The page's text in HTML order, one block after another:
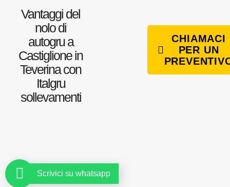
Vantaggi del
nolo di
autogru a
Castiglione in
Teverina con
Italgru
sollevamenti
CHIAMACI
PER UN
Scrivici su whatsapp